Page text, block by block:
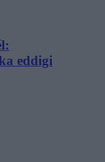
eddigi